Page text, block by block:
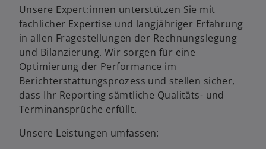
Unsere Expert:innen unterstützen Sie mit
fachlicher Expertise und langjähriger Erfahrung
in allen Fragestellungen der Rechnungslegung
und Bilanzierung. Wir sorgen für eine
Optimierung der Performance im
Berichterstattungsprozess und stellen sicher,
dass Ihr Reporting sämtliche Qualitäts- und
Terminansprüche erfüllt.
Unsere Leistungen umfassen: